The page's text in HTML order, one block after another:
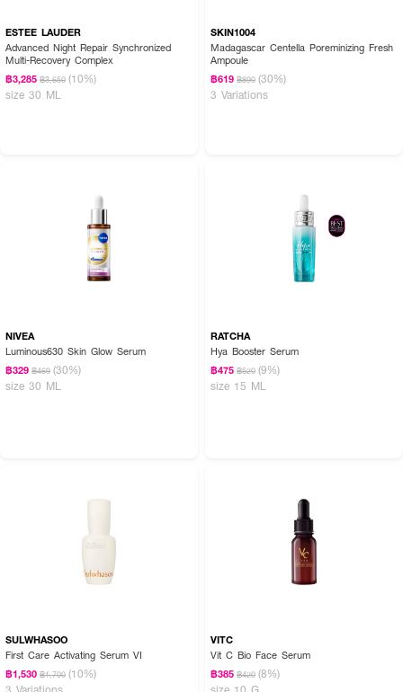
ESTEE LAUDER
Advanced Night Repair Synchronized
Multi-Recovery Complex
฿3,285 ฿3,650 (10%)
size 30 ML
SKIN1004
Madagascar Centella Poreminizing Fresh
Ampoule
฿619 ฿890 (30%)
3 Variations
NIVEA
Luminous630 Skin Glow Serum
฿329 ฿469 (30%)
size 30 ML
RATCHA
Hya Booster Serum
฿475 ฿520 (9%)
size 15 ML
SULWHASOO
First Care Activating Serum VI
฿1,530 ฿1,700 (10%)
3 Variations
VITC
Vit C Bio Face Serum
฿385 ฿420 (8%)
size 10 G